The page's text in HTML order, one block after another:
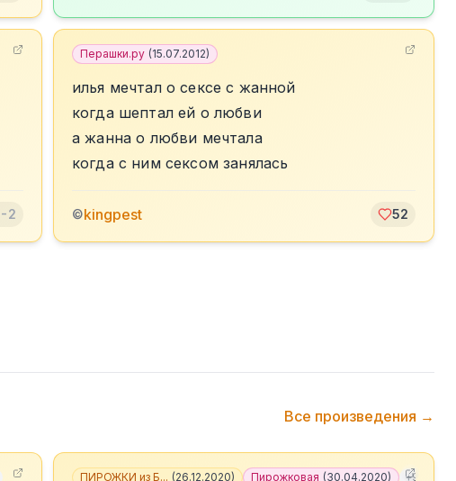
-2
Перашки.ру (15.07.2012)
илья мечтал о сексе с жанной
когда шептал ей о любви
а жанна о любви мечтала
когда с ним сексом занялась
©kingpest 52
Все произведения →
ПИРОЖКИ из Б... (26.12.2020) Пирожковая (30.04.2020) +9